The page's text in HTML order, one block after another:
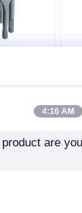
ハイ
ブレ
ハイド
ーパー
4:16 AM
are